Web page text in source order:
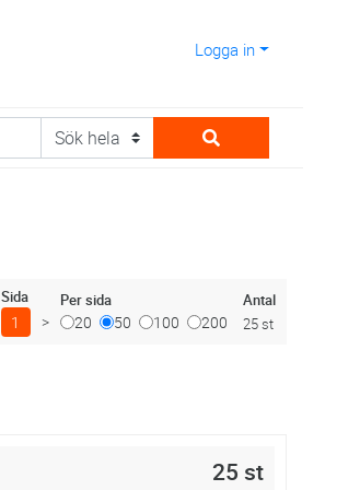
Logga in
Sida
1 >
Per sida
20 50 100 200
Antal
25 st
25 st